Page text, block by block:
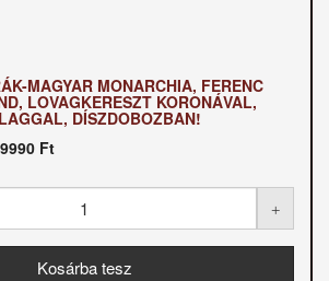
MAGYAR MONARCHIA, FERENC
LOVAGKERESZT KORONÁVAL,
DÍSZDOBOZBAN!
Ft